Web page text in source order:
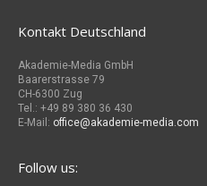
Kontakt Deutschland
Akademie-Media GmbH
Baarerstrasse 79
CH-6300 Zug
Tel.: +49 89 380 36 430
E-Mail: office@akademie-media.com
Follow us: